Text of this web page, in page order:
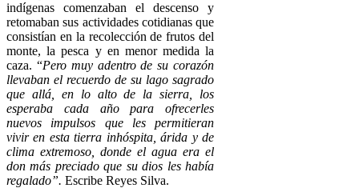
indígenas comenzaban el descenso y
retomaban sus actividades cotidianas que
consistían en la recolección de frutos del
monte, la pesca y en menor medida la
caza. “Pero muy adentro de su corazón
llevaban el recuerdo de su lago sagrado
que allá, en lo alto de la sierra, los
esperaba cada año para ofrecerles
nuevos impulsos que les permitieran
vivir en esta tierra inhóspita, árida y de
clima extremoso, donde el agua era el
don más preciado que su dios les había
regalado”. Escribe Reyes Silva.